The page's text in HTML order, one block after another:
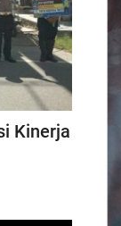
Kinerja